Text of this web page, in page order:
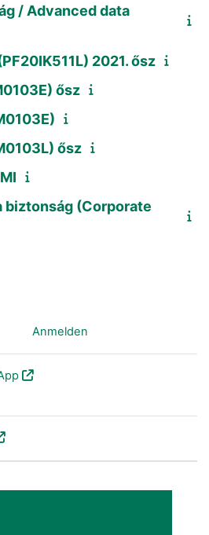
/ Advanced data
2021. ősz
ősz
ősz
biztonság (Corporate
Anmelden